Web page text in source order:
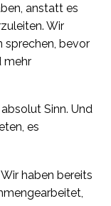
anstatt es
Wir
sprechen, bevor
mehr
Sinn. Und
es
haben bereits